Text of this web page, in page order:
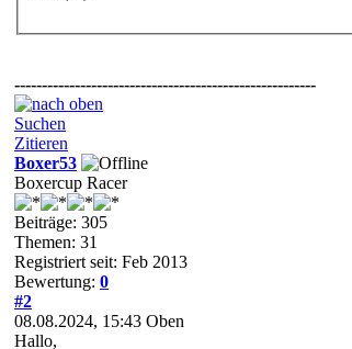
-------------------------------------------------------
Suchen
Zitieren
Boxer53
Boxercup Racer
Beiträge: 305
Themen: 31
Registriert seit: Feb 2013
Bewertung: 0
#2
08.08.2024, 15:43 Oben
Hallo,